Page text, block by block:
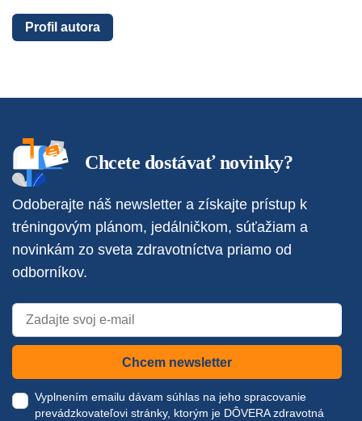
Profil autora
Chcete dostávať novinky?
Odoberajte náš newsletter a získajte prístup k
tréningovým plánom, jedálničkom, súťažiam a
novinkám zo sveta zdravotníctva priamo od
odborníkov.
Chcem newsletter
Vyplnením emailu dávam súhlas na jeho spracovanie
prevádzkovateľovi stránky, ktorým je DÔVERA zdravotná